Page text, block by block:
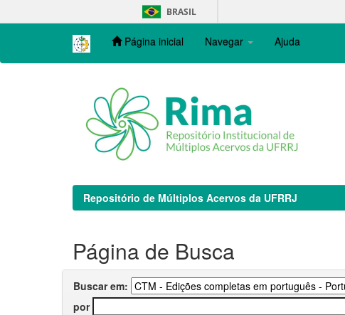
navigation
BRASIL
Página inicial Navegar Ajuda
Repositório de Múltiplos Acervos da UFRRJ
Página de Busca
Buscar em:
por